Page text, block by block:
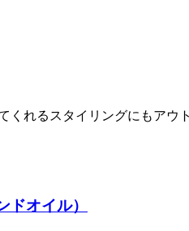
くれるスタイリングにもアウ
ドオイル）